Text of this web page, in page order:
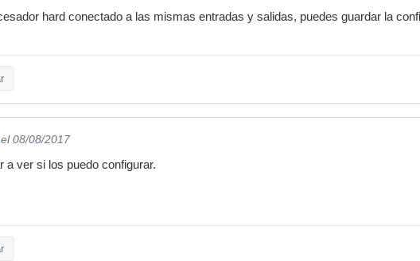
hard conectado a las mismas entradas y salidas, puedes guardar la
el 08/08/2017
a ver si los puedo configurar.